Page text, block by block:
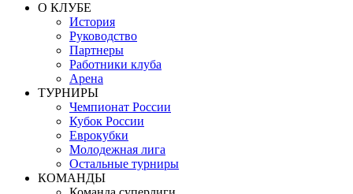
О КЛУБЕ
История
Руководство
Партнеры
Работники клуба
Арена
ТУРНИРЫ
Чемпионат России
Кубок России
Еврокубки
Молодежная лига
Остальные турниры
КОМАНДЫ